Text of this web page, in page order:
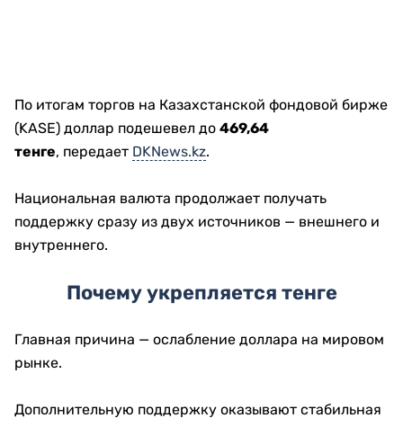
По итогам торгов на Казахстанской фондовой бирже
(KASE) доллар подешевел до 469,64
тенге, передает DKNews.kz.
Национальная валюта продолжает получать
поддержку сразу из двух источников — внешнего и
внутреннего.
Почему укрепляется тенге
Главная причина — ослабление доллара на мировом
рынке.
Дополнительную поддержку оказывают стабильная